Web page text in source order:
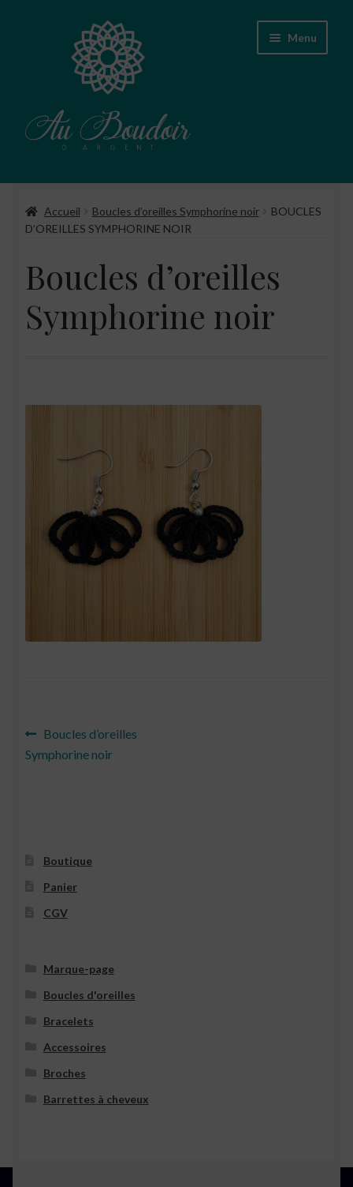
Menu
Boutique
Contact
Accueil Boucles d’oreilles Symphorine noir
BOUCLES
D’OREILLES SYMPHORINE NOIR
Boucles d’oreilles
Symphorine noir
Navigation
de
Article
précédent :
Boucles d’oreilles
Symphorine noir
Boutique
Panier
CGV
Marque-page
Boucles d'oreilles
Bracelets
Accessoires
Broches
Barrettes à cheveux